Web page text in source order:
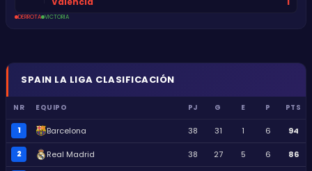
DERROTA VICTORIA
SPAIN LA LIGA CLASIFICACIÓN
NR EQUIPO PJ G E P PTS
1 Barcelona 38 31 1 6 94
2 Real Madrid 38 27 5 6 86